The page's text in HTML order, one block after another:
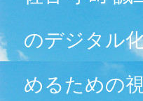
のデジタル
めるための